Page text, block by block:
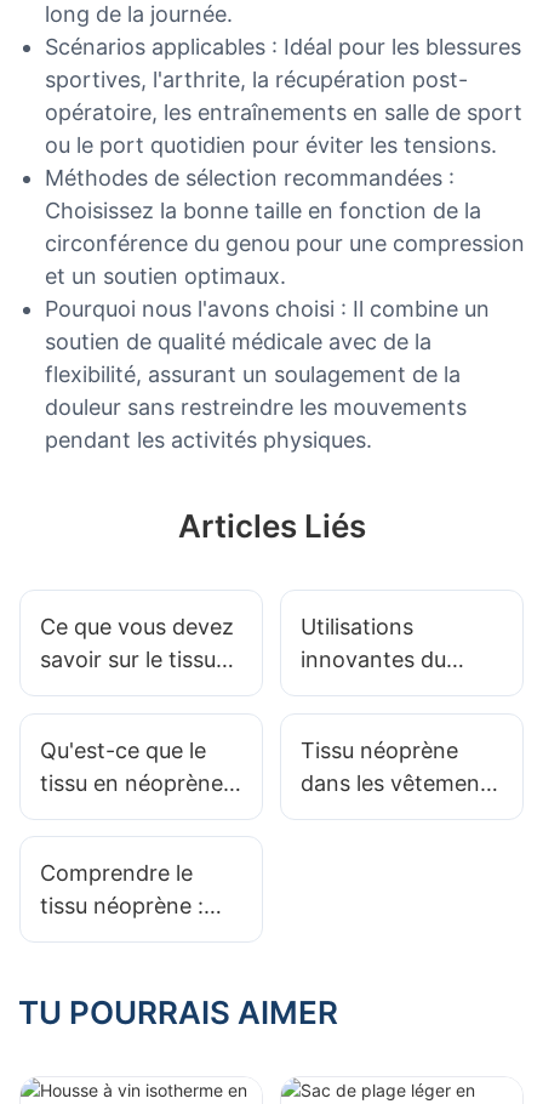
long de la journée.
Scénarios applicables : Idéal pour les blessures
sportives, l'arthrite, la récupération post-
opératoire, les entraînements en salle de sport
ou le port quotidien pour éviter les tensions.
Méthodes de sélection recommandées :
Choisissez la bonne taille en fonction de la
circonférence du genou pour une compression
et un soutien optimaux.
Pourquoi nous l'avons choisi : Il combine un
soutien de qualité médicale avec de la
flexibilité, assurant un soulagement de la
douleur sans restreindre les mouvements
pendant les activités physiques.
Articles Liés
Ce que vous devez
savoir sur le tissu
laminé en néoprène
Utilisations
innovantes du
néoprène perforé
équipements
sportifs
Qu'est-ce que le
tissu en néoprène
souple ?
Tissu néoprène
dans les vêtements
de sport : la
Comprendre le
tissu néoprène :
propriétés et
TU POURRAIS AIMER